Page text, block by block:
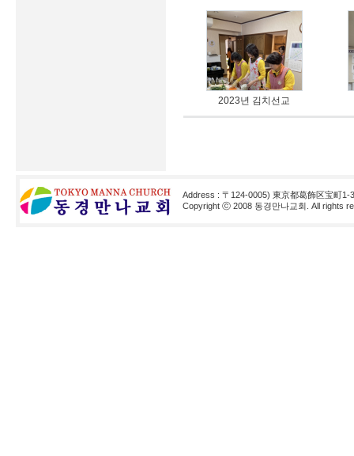
2023년 김치선교
Address : 〒124-0005) 東京都葛飾区宝町1-
Copyright ⓒ 2008 동경만나교회. All rights